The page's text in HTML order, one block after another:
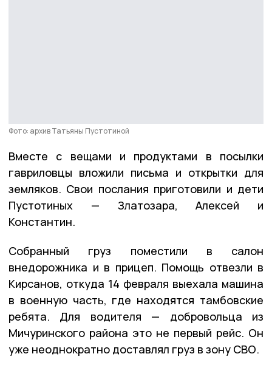
Фото: архив Татьяны Пустотиной
Вместе с вещами и продуктами в посылки
гавриловцы вложили письма и открытки для
земляков. Свои послания приготовили и дети
Пустотиных — Златозара, Алексей и
Константин.
Собранный груз поместили в салон
внедорожника и в прицеп. Помощь отвезли в
Кирсанов, откуда 14 февраля выехала машина
в военную часть, где находятся тамбовские
ребята. Для водителя — добровольца из
Мичуринского района это не первый рейс. Он
уже неоднократно доставлял груз в зону СВО.